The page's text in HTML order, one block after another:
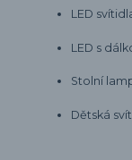
LED
LED s
Stolní
Dětská